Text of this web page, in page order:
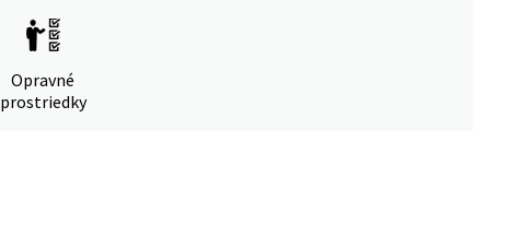
Opravné
prostriedky